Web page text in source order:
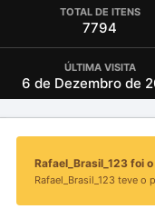
TOTAL DE ITENS
7794
ÚLTIMA VISITA
6 de Dezembro de
Rafael_Brasil_123 foi
Rafael_Brasil_123 teve o